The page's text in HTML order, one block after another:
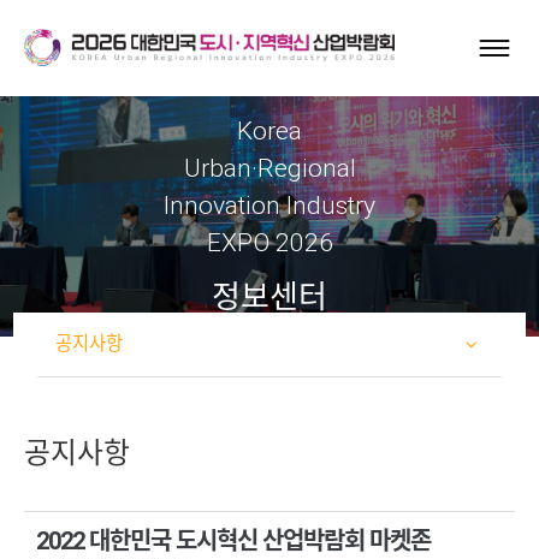
Korea
Urban·Regional
Innovation Industry
EXPO 2026
정보센터
공지사항
공지사항
2022 대한민국 도시혁신 산업박람회 마켓존